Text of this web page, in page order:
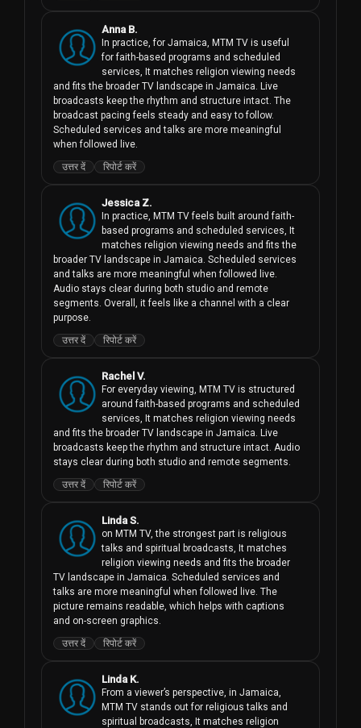
Anna B.
In practice, for Jamaica, MTM TV is useful
for faith-based programs and scheduled
services, It matches religion viewing needs
and fits the broader TV landscape in Jamaica. Live
broadcasts keep the rhythm and structure intact. The
broadcast pacing feels steady and easy to follow.
Scheduled services and talks are more meaningful
when followed live.
उत्तर दें
रिपोर्ट करें
Jessica Z.
In practice, MTM TV feels built around faith-
based programs and scheduled services, It
matches religion viewing needs and fits the
broader TV landscape in Jamaica. Scheduled services
and talks are more meaningful when followed live.
Audio stays clear during both studio and remote
segments. Overall, it feels like a channel with a clear
purpose.
उत्तर दें
रिपोर्ट करें
Rachel V.
For everyday viewing, MTM TV is structured
around faith-based programs and scheduled
services, It matches religion viewing needs
and fits the broader TV landscape in Jamaica. Live
broadcasts keep the rhythm and structure intact. Audio
stays clear during both studio and remote segments.
उत्तर दें
रिपोर्ट करें
Linda S.
on MTM TV, the strongest part is religious
talks and spiritual broadcasts, It matches
religion viewing needs and fits the broader
TV landscape in Jamaica. Scheduled services and
talks are more meaningful when followed live. The
picture remains readable, which helps with captions
and on-screen graphics.
उत्तर दें
रिपोर्ट करें
Linda K.
From a viewer’s perspective, in Jamaica,
MTM TV stands out for religious talks and
spiritual broadcasts, It matches religion